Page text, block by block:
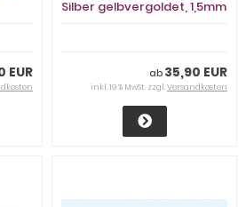
EUR
Silber gelbvergoldet, 1,5mm
ab 35,90 EUR
inkl. 19 % MwSt. zzgl.Versandkosten